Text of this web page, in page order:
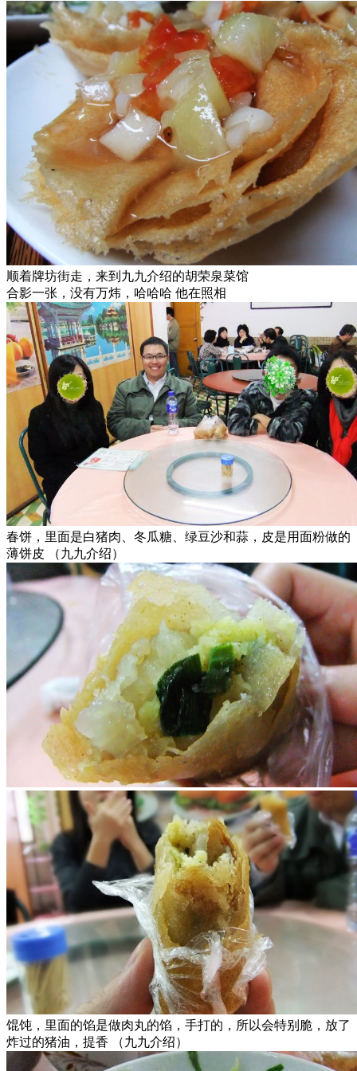
顺着牌坊街走，来到九九介绍的胡荣泉菜馆
合影一张，没有万炜，哈哈哈 他在照相
春饼，里面是白猪肉、冬瓜糖、绿豆沙和蒜，皮是用面粉做的
薄饼皮 （九九介绍）
馄饨，里面的馅是做肉丸的馅，手打的，所以会特别脆，放了
炸过的猪油，提香 （九九介绍）